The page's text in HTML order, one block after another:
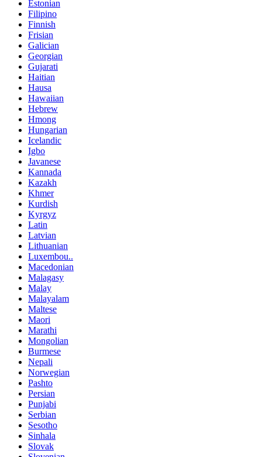
Estonian
Filipino
Finnish
Frisian
Galician
Georgian
Gujarati
Haitian
Hausa
Hawaiian
Hebrew
Hmong
Hungarian
Icelandic
Igbo
Javanese
Kannada
Kazakh
Khmer
Kurdish
Kyrgyz
Latin
Latvian
Lithuanian
Luxembou..
Macedonian
Malagasy
Malay
Malayalam
Maltese
Maori
Marathi
Mongolian
Burmese
Nepali
Norwegian
Pashto
Persian
Punjabi
Serbian
Sesotho
Sinhala
Slovak